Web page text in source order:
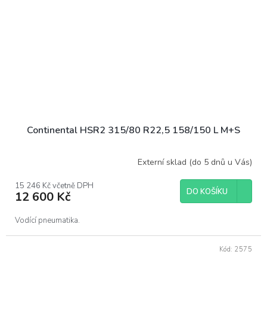
Continental HSR2 315/80 R22,5 158/150 L M+S
Externí sklad (do 5 dnů u Vás)
15 246 Kč včetně DPH
12 600 Kč DO KOŠÍKU
Vodící pneumatika.
Kód: 2575